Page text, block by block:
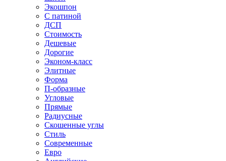
Экошпон
С патиной
ДСП
Стоимость
Дешевые
Дорогие
Эконом-класс
Элитные
Форма
П-образные
Угловые
Прямые
Радиусные
Скошенные углы
Стиль
Современные
Евро